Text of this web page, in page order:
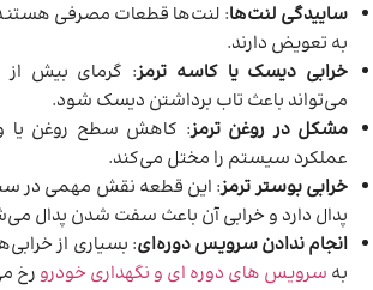
ساییدگی لنت‌ها: لنت‌ها قطعات مصرفی هستند
به تعویض دارند.
خرابی دیسک یا کاسه ترمز: گرمای بیش از
می‌تواند باعث تاب برداشتن دیسک شود.
مشکل در روغن ترمز: کاهش سطح روغن یا
عملکرد سیستم را مختل می‌کند.
خرابی بوستر ترمز: این قطعه نقش مهمی در
پدال دارد و خرابی آن باعث سفت شدن پدال
انجام ندادن سرویس دوره‌ای: بسیاری از
به سرویس های دوره ای و نگهداری خودرورخ